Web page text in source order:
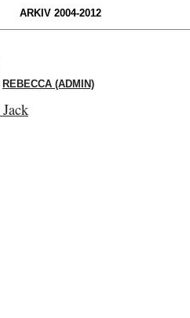
ARKIV 2004-2012
REBECCA (ADMIN)